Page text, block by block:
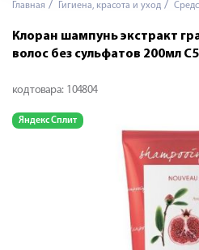
Главная Гигиена, красота и уход
Клоран шампунь экстракт
волос без сульфатов 200мл
код товара: 104804
Яндекс Сплит